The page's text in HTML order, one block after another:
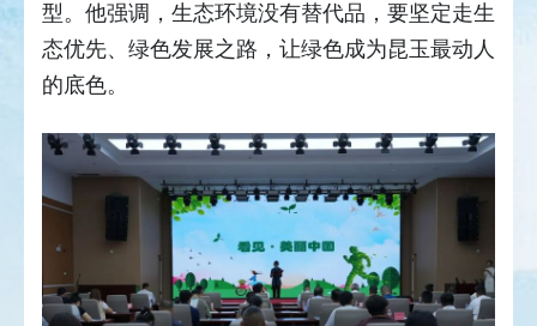
型。他强调，生态环境没有替代品，要坚定走生
态优先、绿色发展之路，让绿色成为昆玉最动人
的底色。